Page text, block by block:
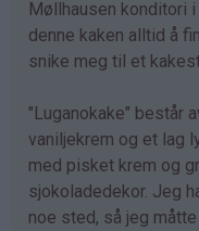
Møllhausen konditori
denne kaken alltid å
snike meg til et
"Luganokake" består
vaniljekrem og et lag
med pisket krem og
sjokoladedekor. Jeg
noe sted, så jeg